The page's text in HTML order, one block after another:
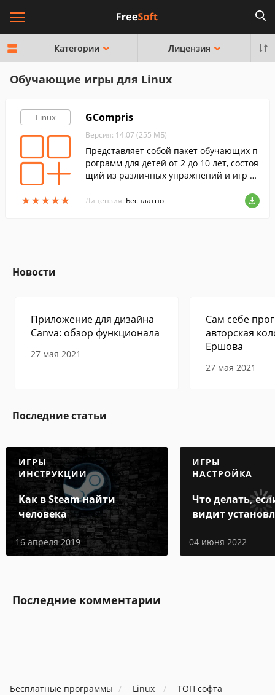
Категории Лицензия
Обучающие игры для Linux
Linux
★★★★★
★★★★★
GCompris
Версия: 14.07 (255 МБ)
Представляет собой пакет обучающих п
рограмм для детей от 2 до 10 лет, состоя
щий из различных упражнений и игр об
Лицензия: Бесплатно
Новости
Приложение для дизайна
Canva: обзор функционала
27 мая 2021
Сам себе
авторская
Ершова
27 мая 2021
Последние статьи
ИГРЫ
ИНСТРУКЦИИ
Как в Steam найти
человека
16 апреля 2019
ИГРЫ
НАСТРОЙКА
Что делать,
видит
04 июня 2022
Последние комментарии
Бесплатные программы Linux ТОП софта